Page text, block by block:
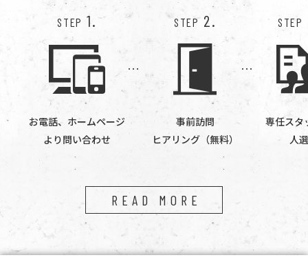
STEP 1.
お電話、ホームページ
より問い合わせ
STEP 2.
事前訪問
ヒアリング（無料）
STEP
専任スタ
人選
READ MORE